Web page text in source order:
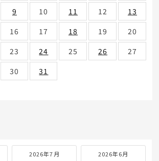
9 10 11 12
13
16 17 18 19
20
23 24 25 26
27
30
31
2026年7月 2026年6月